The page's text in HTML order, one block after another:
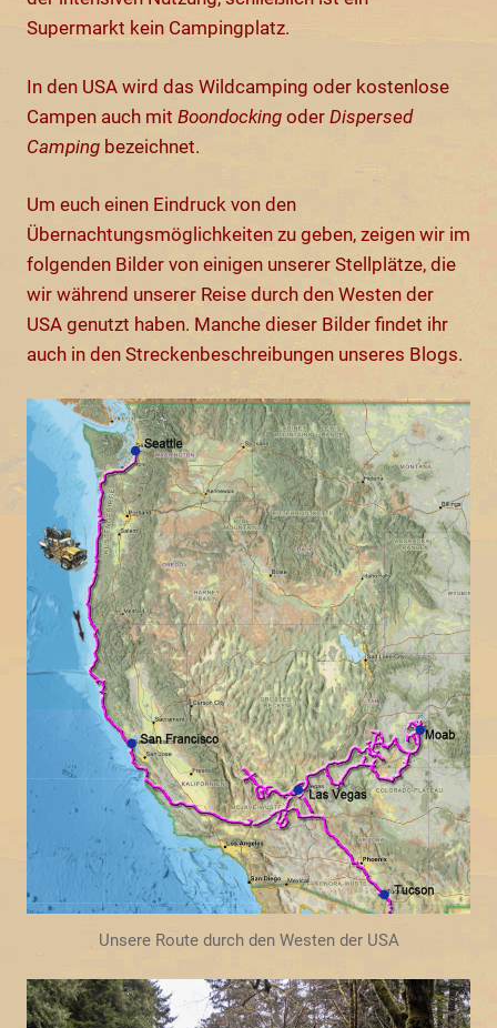
Supermarkt kein Campingplatz.
In den USA wird das Wildcamping oder kostenlose
Campen auch mit Boondocking oder Dispersed
Camping bezeichnet.
Um euch einen Eindruck von den
Übernachtungsmöglichkeiten zu geben, zeigen wir im
folgenden Bilder von einigen unserer Stellplätze, die
wir während unserer Reise durch den Westen der
USA genutzt haben. Manche dieser Bilder findet ihr
auch in den Streckenbeschreibungen unseres Blogs.
Unsere Route durch den Westen der USA